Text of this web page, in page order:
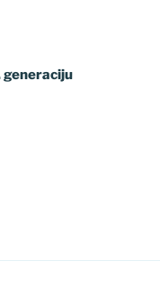
generaciju